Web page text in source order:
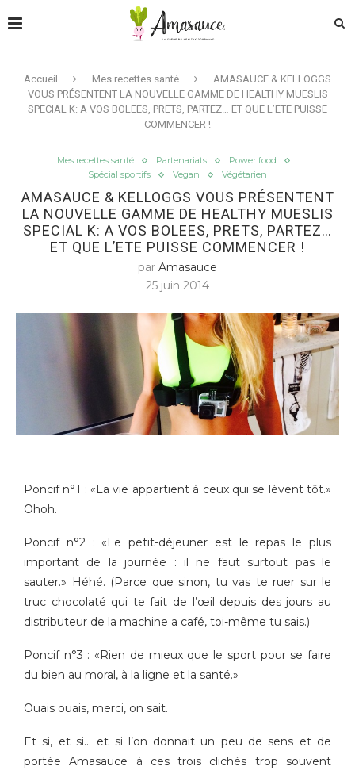
Accueil Mes recettes santé
AMASAUCE & KELLOGGS
VOUS PRÉSENTENT LA NOUVELLE GAMME DE HEALTHY MUESLIS
SPECIAL K: A VOS BOLEES, PRETS, PARTEZ… ET QUE L’ETE PUISSE
COMMENCER !
Mes recettes santé Partenariats
Power food
Spécial sportifs
Vegan Végétarien
AMASAUCE & KELLOGGS VOUS PRÉSENTENT
LA NOUVELLE GAMME DE HEALTHY MUESLIS
SPECIAL K: A VOS BOLEES, PRETS, PARTEZ…
ET QUE L’ETE PUISSE COMMENCER !
par Amasauce
25 juin 2014
Poncif n°1 : «La vie appartient à ceux qui se lèvent tôt.»
Ohoh.
Poncif n°2 : «Le petit-déjeuner est le repas le plus
important de la journée : il ne faut surtout pas le
sauter.» Héhé. (Parce que sinon, tu vas te ruer sur le
truc chocolaté qui te fait de l’œil depuis des jours au
distributeur de la machine a café, toi-même tu sais.)
Poncif n°3 : «Rien de mieux que le sport pour se faire
du bien au moral, à la ligne et la santé.»
Ouais ouais, merci, on sait.
Et si, et si… et si l’on donnait un peu de sens et de
portée Amasauce à ces trois clichés trop souvent